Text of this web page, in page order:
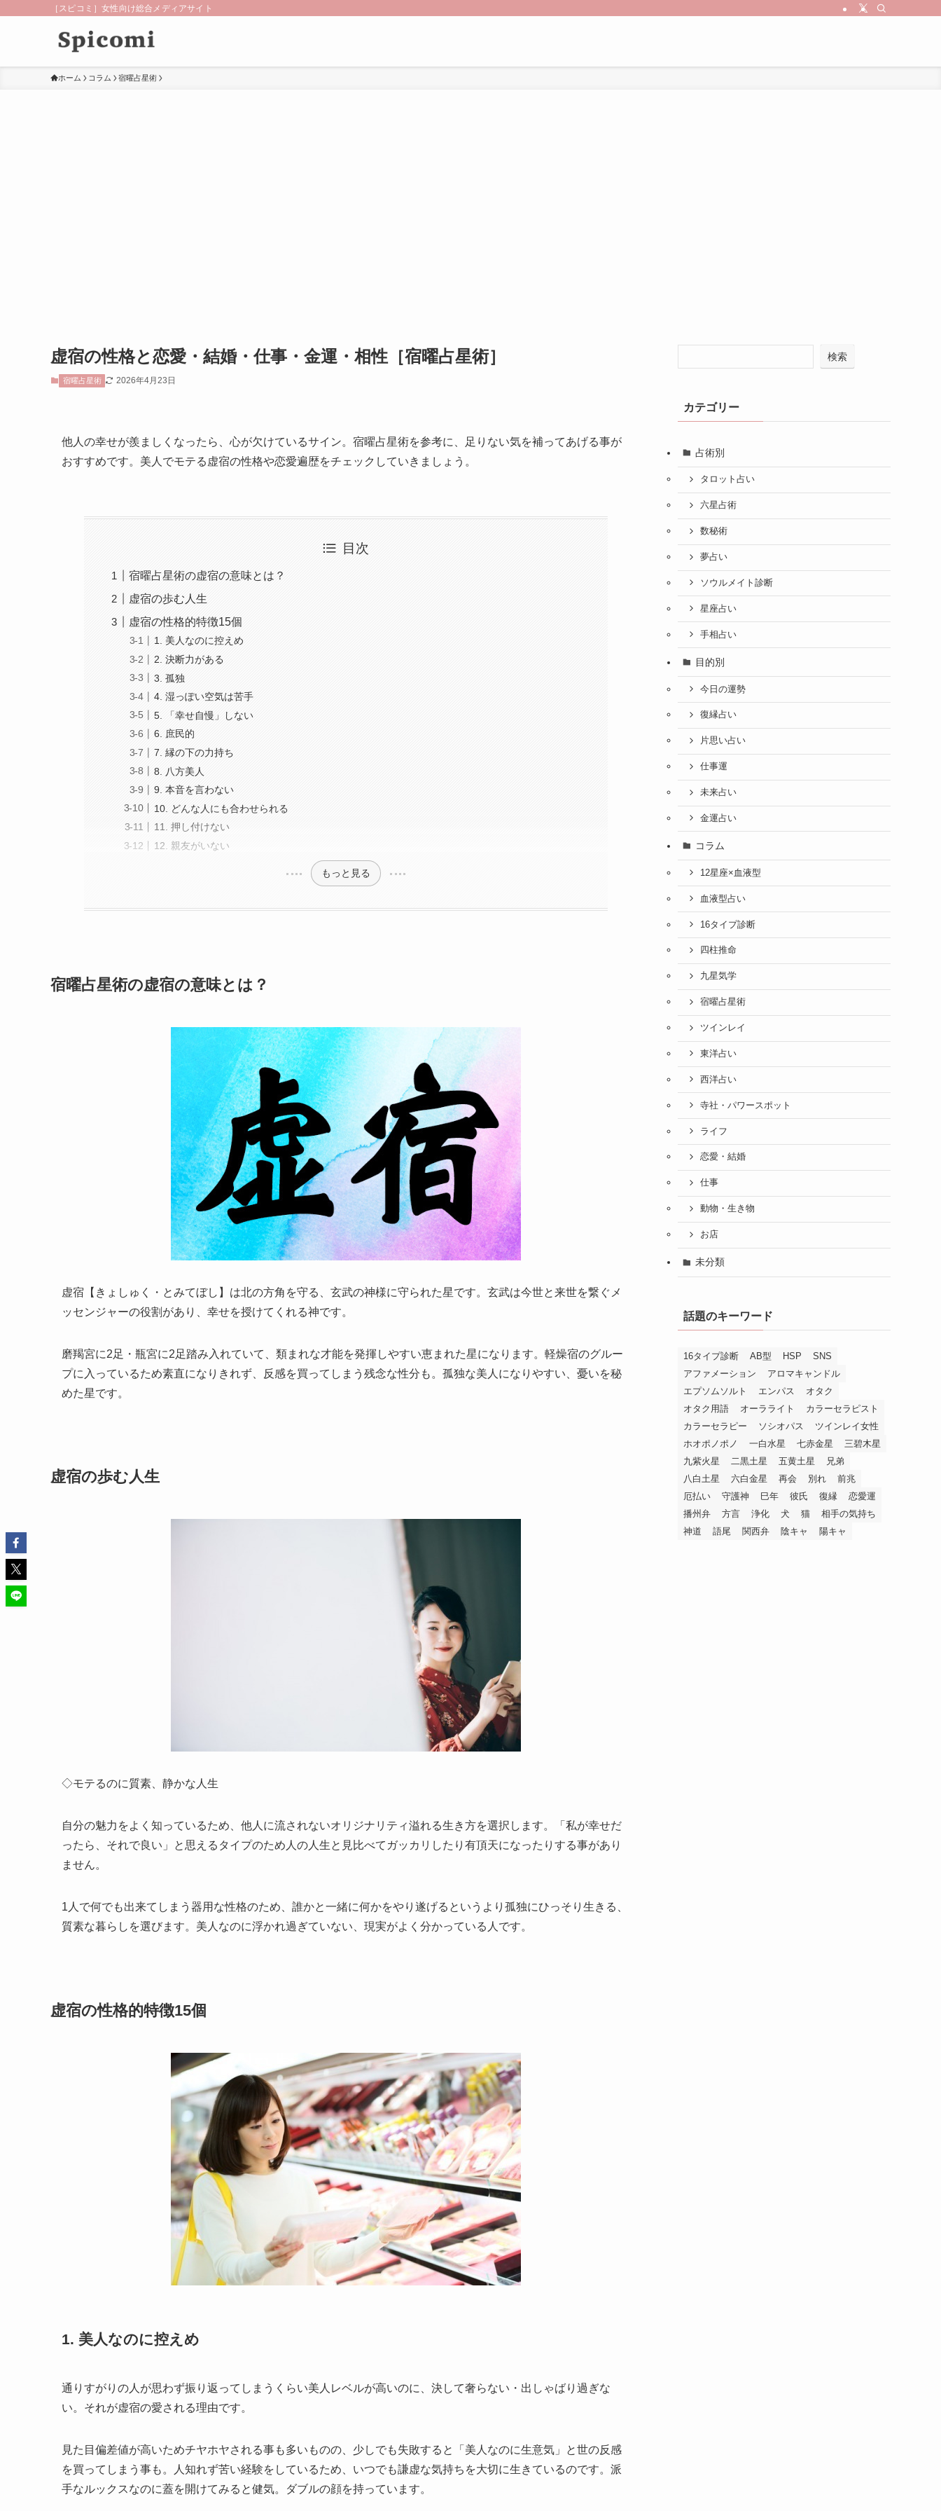
［スピコミ］女性向け総合メディアサイト
ホーム コラム 宿曜占星術
虚宿の性格と恋愛・結婚・仕事・金運・相性［宿曜占星術］
宿曜占星術 2026年4月23日
他人の幸せが羨ましくなったら、心が欠けているサイン。宿曜占星術を参考に、足りない気を補ってあげる事が
おすすめです。美人でモテる虚宿の性格や恋愛遍歴をチェックしていきましょう。
目次
宿曜占星術の虚宿の意味とは？
虚宿の歩む人生
虚宿の性格的特徴15個
1. 美人なのに控えめ
2. 決断力がある
3. 孤独
4. 湿っぽい空気は苦手
5. 「幸せ自慢」しない
6. 庶民的
7. 縁の下の力持ち
8. 八方美人
9. 本音を言わない
10. どんな人にも合わせられる
11. 押し付けない
12. 親友がいない
もっと見る
宿曜占星術の虚宿の意味とは？
虚宿【きょしゅく・とみてぼし】は北の方角を守る、玄武の神様に守られた星です。玄武は今世と来世を繋ぐメ
ッセンジャーの役割があり、幸せを授けてくれる神です。
磨羯宮に2足・瓶宮に2足踏み入れていて、類まれな才能を発揮しやすい恵まれた星になります。軽燥宿のグルー
プに入っているため素直になりきれず、反感を買ってしまう残念な性分も。孤独な美人になりやすい、憂いを秘
めた星です。
虚宿の歩む人生
◇モテるのに質素、静かな人生
自分の魅力をよく知っているため、他人に流されないオリジナリティ溢れる生き方を選択します。「私が幸せだ
ったら、それで良い」と思えるタイプのため人の人生と見比べてガッカリしたり有頂天になったりする事があり
ません。
1人で何でも出来てしまう器用な性格のため、誰かと一緒に何かをやり遂げるというより孤独にひっそり生きる、
質素な暮らしを選びます。美人なのに浮かれ過ぎていない、現実がよく分かっている人です。
虚宿の性格的特徴15個
1. 美人なのに控えめ
通りすがりの人が思わず振り返ってしまうくらい美人レベルが高いのに、決して奢らない・出しゃばり過ぎな
い。それが虚宿の愛される理由です。
見た目偏差値が高いためチヤホヤされる事も多いものの、少しでも失敗すると「美人なのに生意気」と世の反感
を買ってしまう事も。人知れず苦い経験をしているため、いつでも謙虚な気持ちを大切に生きているのです。派
手なルックスなのに蓋を開けてみると健気。ダブルの顔を持っています。
検索
カテゴリー
占術別
タロット占い
六星占術
数秘術
夢占い
ソウルメイト診断
星座占い
手相占い
目的別
今日の運勢
復縁占い
片思い占い
仕事運
未来占い
金運占い
コラム
12星座×血液型
血液型占い
16タイプ診断
四柱推命
九星気学
宿曜占星術
ツインレイ
東洋占い
西洋占い
寺社・パワースポット
ライフ
恋愛・結婚
仕事
動物・生き物
お店
未分類
話題のキーワード
16タイプ診断 AB型 HSP
SNS
アファメーション
アロマキャンドル
エプソムソルト
エンパス
オタク
オタク用語
オーラライト
カラーセラピスト
カラーセラピー
ソシオパス
ツインレイ女性
ホオポノポノ
一白水星 七赤金星
三碧木星
九紫火星
二黒土星 五黄土星
兄弟
八白土星
六白金星 再会 別れ
前兆
厄払い
守護神 巳年 彼氏 復縁
恋愛運
播州弁
方言 浄化 犬 猫
相手の気持ち
神道
語尾 関西弁 陰キャ 陽キャ